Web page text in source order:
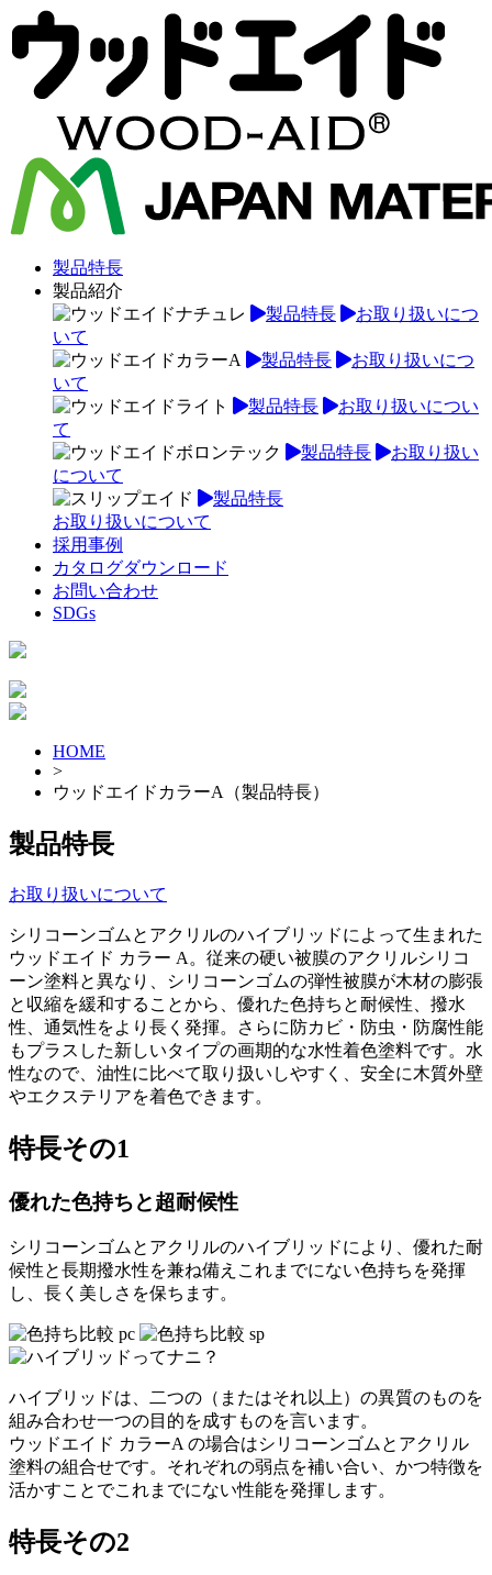
製品特長
製品紹介
製品特長
お取り扱いにつ
いて
製品特長
お取り扱いにつ
いて
製品特長
お取り扱いについ
て
製品特長
お取り扱い
について
製品特長
お取り扱いについて
採用事例
カタログダウンロード
お問い合わせ
SDGs
HOME
>
ウッドエイドカラーA（製品特長）
製品特長
お取り扱いについて
シリコーンゴムとアクリルのハイブリッドによって生まれた
ウッドエイド カラー A。従来の硬い被膜のアクリルシリコ
ーン塗料と異なり、シリコーンゴムの弾性被膜が木材の膨張
と収縮を緩和することから、優れた色持ちと耐候性、撥水
性、通気性をより長く発揮。さらに防カビ・防虫・防腐性能
もプラスした新しいタイプの画期的な水性着色塗料です。水
性なので、油性に比べて取り扱いしやすく、安全に木質外壁
やエクステリアを着色できます。
特長その1
優れた色持ちと超耐候性
シリコーンゴムとアクリルのハイブリッドにより、優れた耐
候性と長期撥水性を兼ね備えこれまでにない色持ちを発揮
し、長く美しさを保ちます。
ハイブリッドは、二つの（またはそれ以上）の異質のものを
組み合わせ一つの目的を成すものを言います。
ウッドエイド カラーA の場合はシリコーンゴムとアクリル
塗料の組合せです。それぞれの弱点を補い合い、かつ特徴を
活かすことでこれまでにない性能を発揮します。
特長その2